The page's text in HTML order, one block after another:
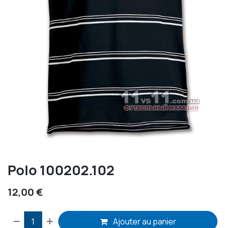
Polo 100202.102
12,00€
Ajouter au panier